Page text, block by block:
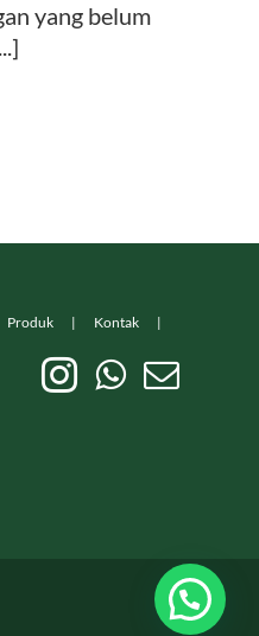
yang belum
Produk Kontak